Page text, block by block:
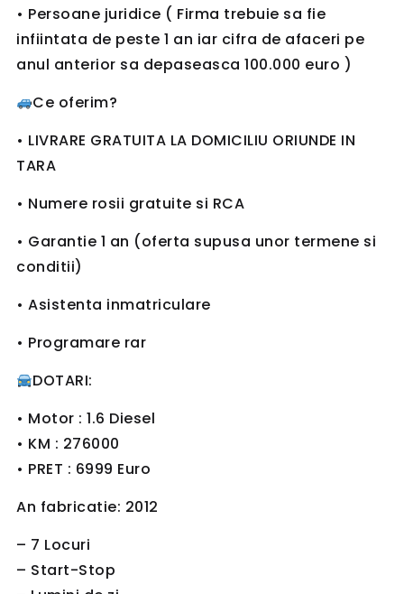
• Persoane juridice ( Firma trebuie sa fie
infiintata de peste 1 an iar cifra de afaceri pe
anul anterior sa depaseasca 100.000 euro )
Ce oferim?
• LIVRARE GRATUITA LA DOMICILIU ORIUNDE IN
TARA
• Numere rosii gratuite si RCA
• Garantie 1 an (oferta supusa unor termene si
conditii)
• Asistenta inmatriculare
• Programare rar
DOTARI:
• Motor : 1.6 Diesel
• KM : 276000
• PRET : 6999 Euro
An fabricatie: 2012
– 7 Locuri
– Start-Stop